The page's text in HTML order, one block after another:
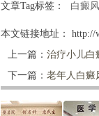
文章Tag标签： 白癜
本文链接地址：
http://
上一篇： 治疗小儿白
下一篇： 老年人白癜